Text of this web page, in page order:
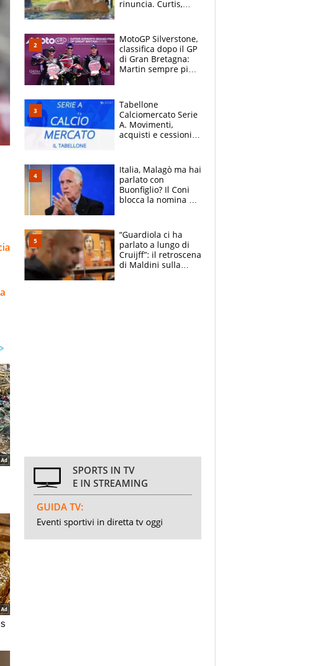
rinuncia. Curtis,
c’è”
MotoGP Silverstone,
classifica dopo il GP
di Gran Bretagna:
Martin sempre più
Tabellone
Calciomercato Serie
A. Movimenti,
acquisti e cessioni:
Italia, Malagò ma hai
parlato con
Buonfiglio? Il Coni
blocca la nomina di
“Guardiola ci ha
parlato a lungo di
Cruijff”: il retroscena
di Maldini sulla
SPORTS IN TV
E IN STREAMING
GUIDA TV:
Eventi sportivi in diretta tv oggi